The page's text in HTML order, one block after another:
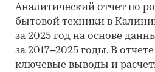
Аналитический отчет по
бытовой техники в
за 2025 год на основе
за 2017–2025 годы. В
ключевые выводы и